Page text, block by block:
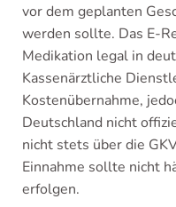
vor dem geplanten
werden sollte. Das E-
Medikation legal in
Kassenärztliche
Kostenübernahme,
Deutschland nicht
nicht stets über die
Einnahme sollte nicht
erfolgen.